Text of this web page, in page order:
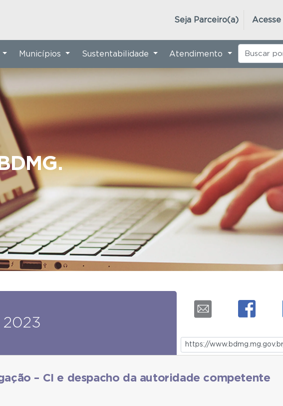
Acesse
Seja Parceiro(a)
Municípios Sustentabilidade Atendimento
2023
– CI e despacho da autoridade competente